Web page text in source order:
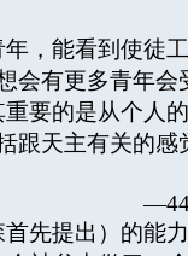
，能看到使徒
有更多青年会
要的是从个人
跟天主有关的
先提出）的能